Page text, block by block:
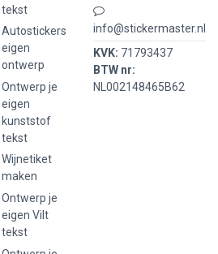
tekst
Autostickers
eigen
ontwerp
Ontwerp je
eigen
kunststof
tekst
Wijnetiket
maken
Ontwerp je
eigen Vilt
tekst
info@stickermaster.nl
KVK: 71793437
BTW nr:
NL002148465B62